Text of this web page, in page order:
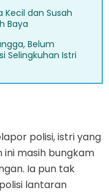
Kecil dan Susah
Baya
Belum
Selingkuhan Istri
polisi, istri yang
masih bungkam
Ia pun tak
lantaran